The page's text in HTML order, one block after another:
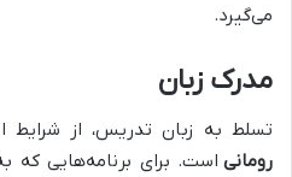
می‌گیرد.
مدرک زبان
تسلط به زبان تدریس، از شرایط
رومانی است. برای برنامه‌هایی که